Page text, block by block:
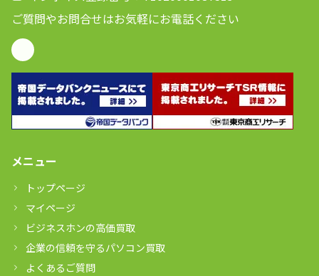
ご質問やお問合せはお気軽にお電話ください
メニュー
トップページ
マイページ
ビジネスホンの高価買取
企業の信頼を守るパソコン買取
よくあるご質問